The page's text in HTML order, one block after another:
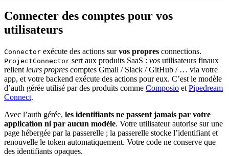
Connecter des comptes pour vos
utilisateurs
Connector exécute des actions survos propres connections.
ProjectConnector sert aux produits SaaS : vos utilisateurs finaux
relient leurs propres comptes Gmail / Slack / GitHub / … via votre
app, et votre backend exécute des actions pour eux. C’est le modèle
d’auth gérée utilisé par des produits comme Composio et Pipedream
Connect.
Avec l’auth gérée, les identifiants ne passent jamais par votre
application ni par aucun modèle. Votre utilisateur autorise sur une
page hébergée par la passerelle ; la passerelle stocke l’identifiant et
renouvelle le token automatiquement. Votre code ne conserve que
des identifiants opaques.